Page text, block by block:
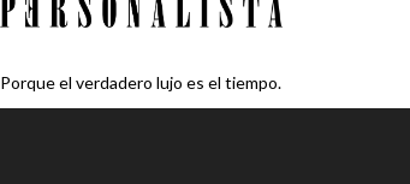
Porque el verdadero lujo es el tiempo.